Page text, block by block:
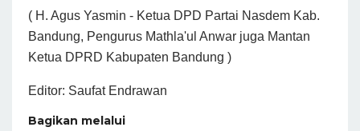
( H. Agus Yasmin - Ketua DPD Partai Nasdem Kab.
Bandung, Pengurus Mathla'ul Anwar juga Mantan
Ketua DPRD Kabupaten Bandung )
Editor: Saufat Endrawan
Bagikan melalui